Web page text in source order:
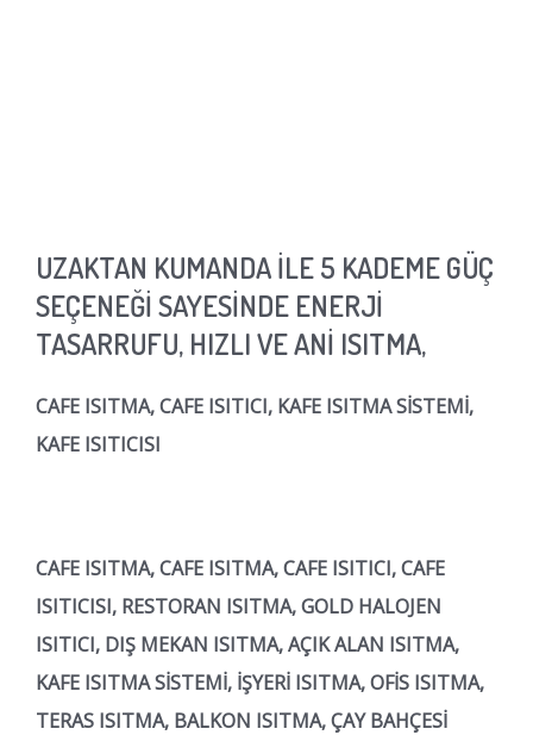
UZAKTAN KUMANDA İLE 5 KADEME GÜÇ
SEÇENEĞİ SAYESİNDE ENERJİ
TASARRUFU, HIZLI VE ANİ ISITMA,
CAFE ISITMA, CAFE ISITICI, KAFE ISITMA SİSTEMİ,
KAFE ISITICISI
CAFE ISITMA, CAFE ISITMA, CAFE ISITICI, CAFE
ISITICISI, RESTORAN ISITMA, GOLD HALOJEN
ISITICI, DIŞ MEKAN ISITMA, AÇIK ALAN ISITMA,
KAFE ISITMA SİSTEMİ, İŞYERİ ISITMA, OFİS ISITMA,
TERAS ISITMA, BALKON ISITMA, ÇAY BAHÇESİ